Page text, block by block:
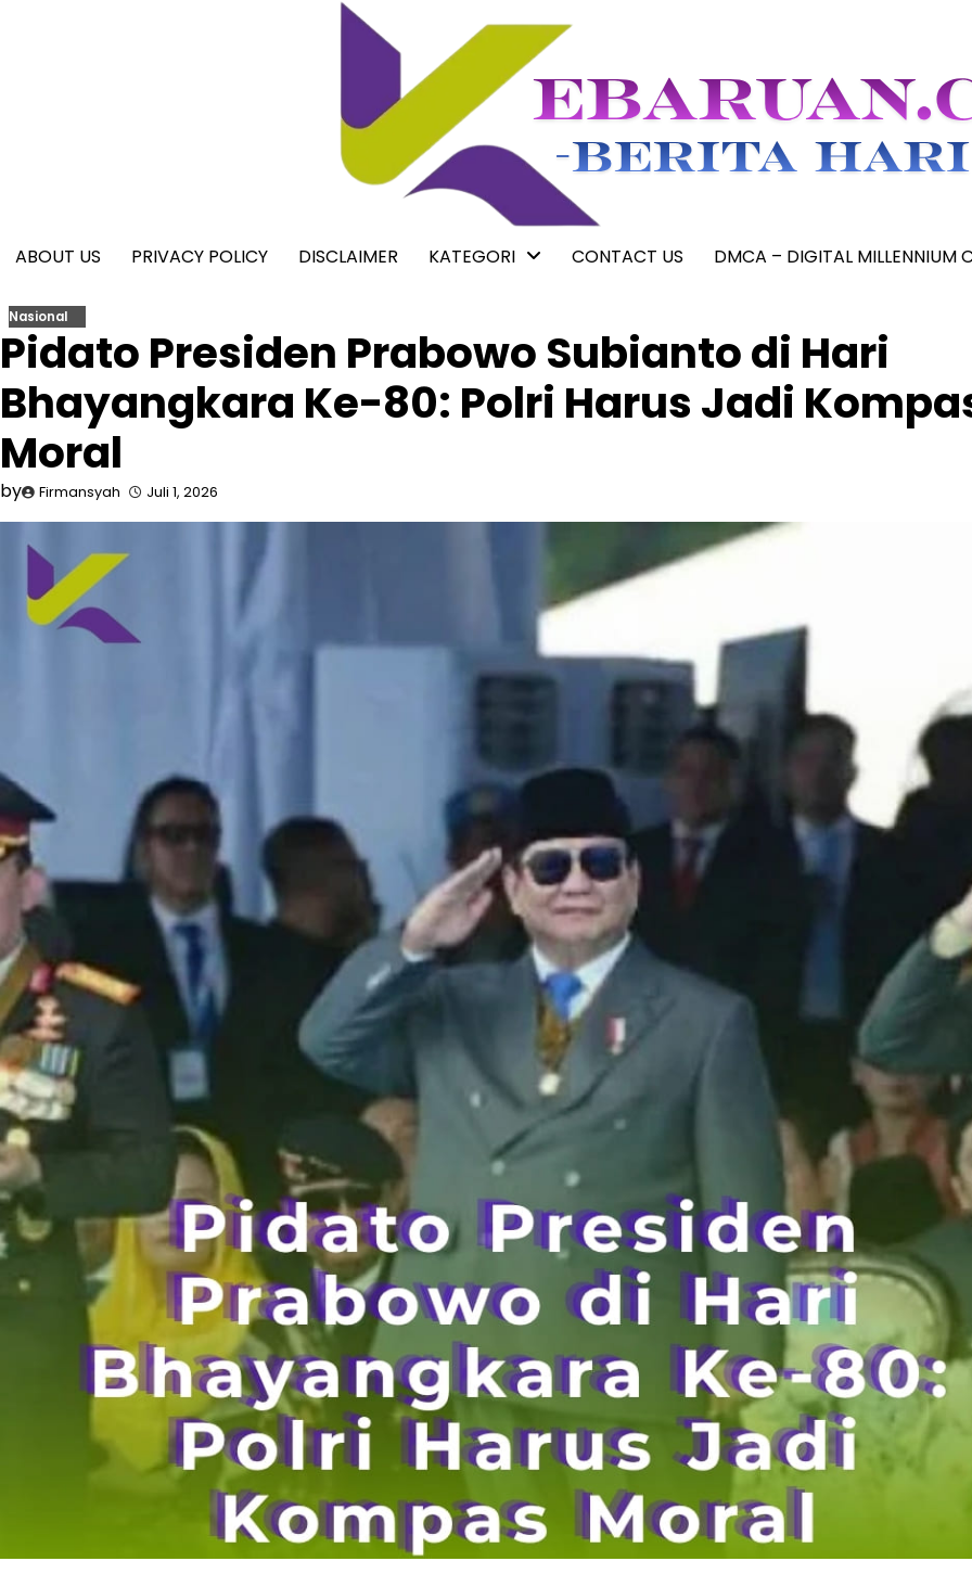
ABOUT US PRIVACY POLICY DISCLAIMER KATEGORI CONTACT US DMCA – DIGITAL MILLENNIUM
Nasional
Pidato Presiden Prabowo Subianto di Hari
Bhayangkara Ke-80: Polri Harus Jadi
Moral
by Firmansyah Juli 1, 2026